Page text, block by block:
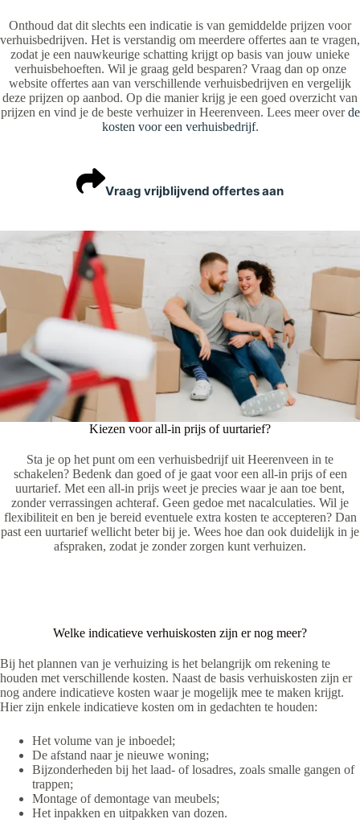
Onthoud dat dit slechts een indicatie is van gemiddelde prijzen voor
verhuisbedrijven. Het is verstandig om meerdere offertes aan te vragen,
zodat je een nauwkeurige schatting krijgt op basis van jouw unieke
verhuisbehoeften. Wil je graag geld besparen? Vraag dan op onze
website offertes aan van verschillende verhuisbedrijven en vergelijk
deze prijzen op aanbod. Op die manier krijg je een goed overzicht van
prijzen en vind je de beste verhuizer in Heerenveen. Lees meer overde
kosten voor een verhuisbedrijf.
Vraag vrijblijvend offertes aan
Kiezen voor all-in prijs of uurtarief?
Sta je op het punt om een verhuisbedrijf uit Heerenveen in te
schakelen? Bedenk dan goed of je gaat voor een all-in prijs of een
uurtarief. Met een all-in prijs weet je precies waar je aan toe bent,
zonder verrassingen achteraf. Geen gedoe met nacalculaties. Wil je
flexibiliteit en ben je bereid eventuele extra kosten te accepteren? Dan
past een uurtarief wellicht beter bij je. Wees hoe dan ook duidelijk in je
afspraken, zodat je zonder zorgen kunt verhuizen.
Welke indicatieve verhuiskosten zijn er nog meer?
Bij het plannen van je verhuizing is het belangrijk om rekening te
houden met verschillende kosten. Naast de basis verhuiskosten zijn er
nog andere indicatieve kosten waar je mogelijk mee te maken krijgt.
Hier zijn enkele indicatieve kosten om in gedachten te houden:
Het volume van je inboedel;
De afstand naar je nieuwe woning;
Bijzonderheden bij het laad- of losadres, zoals smalle gangen of
trappen;
Montage of demontage van meubels;
Het inpakken en uitpakken van dozen.